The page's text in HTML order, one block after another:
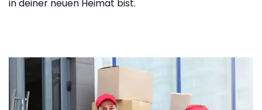
in deiner neuen Heimat bist.